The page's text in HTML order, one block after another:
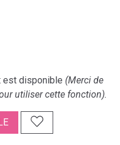
est disponible (Merci de
utiliser cette fonction).